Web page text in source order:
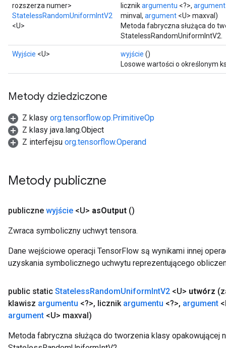
rozszerza numer>
StatelessRandomUniformIntV2
<U>
licznikargumentu <?>, argument
minval, argument <U> maxval)
Metoda fabryczna służąca do
StatelessRandomUniformIntV2.
Wyjście <U> wyjście ()
Losowe wartości o określonym
Metody dziedziczone
Z klasy org.tensorflow.op.PrimitiveOp
Z klasy java.lang.Object
Z interfejsu org.tensorflow.Operand
Metody publiczne
publiczne wyjście <U> asOutput ()
Zwraca symboliczny uchwyt tensora.
Dane wejściowe operacji TensorFlow są wynikami innej
uzyskania symbolicznego uchwytu reprezentującego
public static StatelessRandomUniformIntV2 <U> utwórz
klawisz argumentu <?>, licznik argumentu <?>, argument
argument <U> maxval)
Metoda fabryczna służąca do tworzenia klasy opakowującej